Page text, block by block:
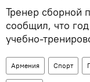
Тренер сборной
сообщил, что
учебно-
Армения Спорт